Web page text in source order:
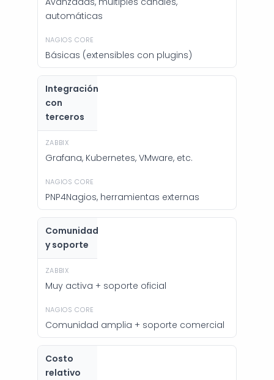
automáticas
Básicas (extensibles con plugins)
Integración
con
terceros
Grafana, Kubernetes, VMware, etc.
PNP4Nagios, herramientas externas
Comunidad
y soporte
Muy activa + soporte oficial
Comunidad amplia + soporte comercial
Costo
relativo